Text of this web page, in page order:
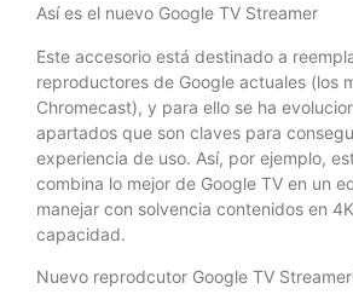
Así es el nuevo Google TV Streamer
Este accesorio está destinado a
reproductores de Google actuales (los
Chromecast), y para ello se ha
apartados que son claves para
experiencia de uso. Así, por ejemplo,
combina lo mejor de Google TV en un
manejar con solvencia contenidos en
capacidad.
Nuevo reprodcutor Google TV